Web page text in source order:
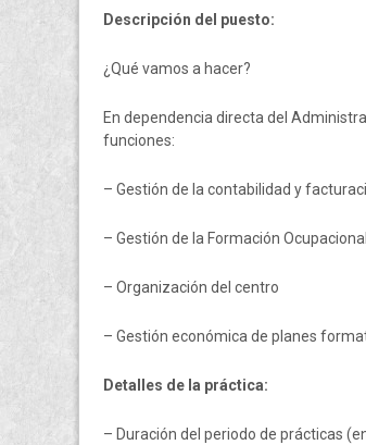
Descripción del puesto:
¿Qué vamos a hacer?
En dependencia directa del
funciones:
– Gestión de la contabilidad y
– Gestión de la Formación
– Organización del centro
– Gestión económica de planes
Detalles de la práctica:
– Duración del periodo de prácticas